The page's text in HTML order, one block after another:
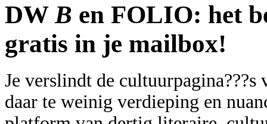
DWB en FOLIO: het
gratis in je mailbox!
Je verslindt de
daar te weinig verdieping en